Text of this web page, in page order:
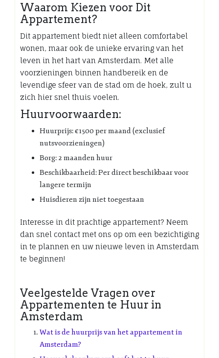
Waarom Kiezen voor Dit
Appartement?
Dit appartement biedt niet alleen comfortabel
wonen, maar ook de unieke ervaring van het
leven in het hart van Amsterdam. Met alle
voorzieningen binnen handbereik en de
levendige sfeer van de stad om de hoek, zult u
zich hier snel thuis voelen.
Huurvoorwaarden:
Huurprijs: €1500 per maand (exclusief
nutsvoorzieningen)
Borg: 2 maanden huur
Beschikbaarheid: Per direct beschikbaar voor
langere termijn
Huisdieren zijn niet toegestaan
Interesse in dit prachtige appartement? Neem
dan snel contact met ons op om een bezichtiging
in te plannen en uw nieuwe leven in Amsterdam
te beginnen!
Veelgestelde Vragen over
Appartementen te Huur in
Amsterdam
Wat is de huurprijs van het appartement in
Amsterdam?